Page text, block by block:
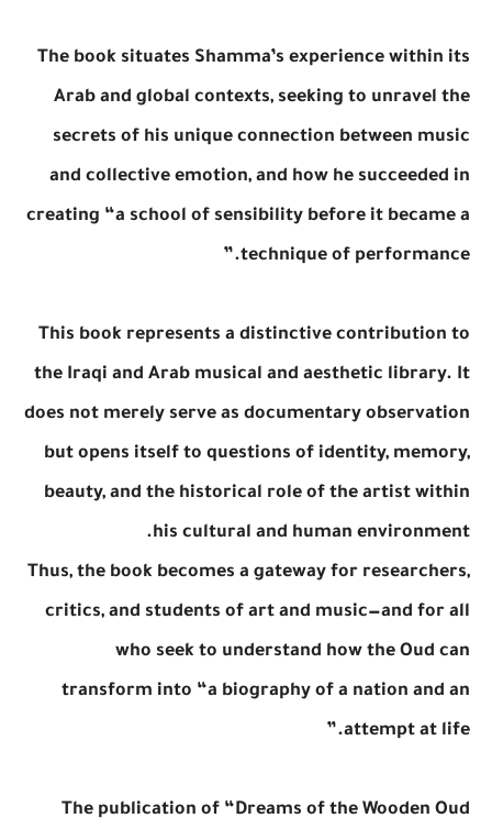
The book situates Shamma’s experience within its
Arab and global contexts, seeking to unravel the
secrets of his unique connection between music
and collective emotion, and how he succeeded in
creating “a school of sensibility before it became a
technique of performance.”
This book represents a distinctive contribution to
the Iraqi and Arab musical and aesthetic library. It
does not merely serve as documentary observation
but opens itself to questions of identity, memory,
beauty, and the historical role of the artist within
his cultural and human environment.
Thus, the book becomes a gateway for researchers,
critics, and students of art and music—and for all
who seek to understand how the Oud can
transform into “a biography of a nation and an
attempt at life.”
The publication of “Dreams of the Wooden Oud